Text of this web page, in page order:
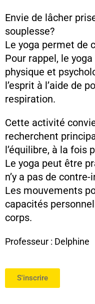
Envie de lâcher
souplesse?
Le yoga permet de
Pour rappel, le
physique et
l’esprit à l’aide de
respiration.
Cette activité
recherchent
l’équilibre, à la fois
Le yoga peut être
n’y a pas de
Les mouvements
capacités
corps.
Professeur : Delphine
S'inscrire